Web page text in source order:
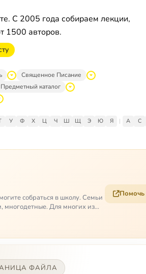
С 2005 года собираем лекции,
1500 авторов.
Священное Писание
Предметный каталог
У Ф Х Ц Ч Ш Щ Э Ю Я | A C
собраться в школу. Семьи
многодетные. Для многих из
Помочь
ФАЙЛА